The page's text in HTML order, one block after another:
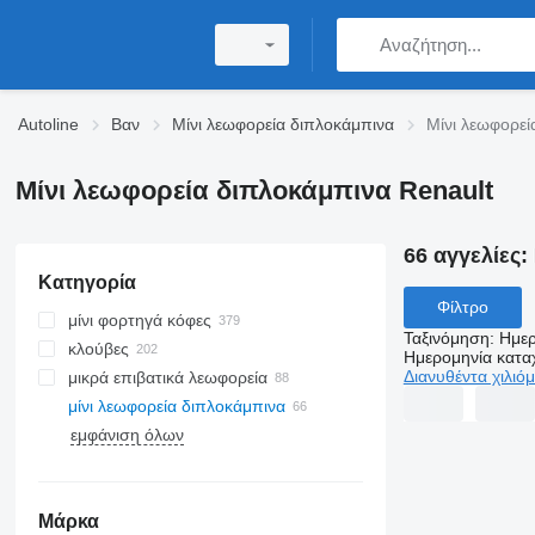
Autoline Βαν Μίνι λεωφορεία διπλοκάμπινα Μίνι
Μίνι λεωφορεία διπλοκάμπινα Renault
Κατηγορία
μίνι φορτηγά κόφες
κλούβες
μικρά επιβατικά λεωφορεία
μίνι λεωφορεία διπλοκάμπινα
εμφάνιση όλων
Μάρκα
66 αγγελίες:
Φίλτρο
Ταξινόμηση:
Ημερομηνία
Διανυθέντα